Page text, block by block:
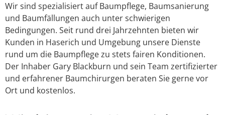
Wir sind spezialisiert auf Baumpflege, Baumsanierung
und Baumfällungen auch unter schwierigen
Bedingungen. Seit rund drei Jahrzehnten bieten wir
Kunden in Haserich und Umgebung unsere Dienste
rund um die Baumpflege zu stets fairen Konditionen.
Der Inhaber Gary Blackburn und sein Team zertifizierter
und erfahrener Baumchirurgen beraten Sie gerne vor
Ort und kostenlos.